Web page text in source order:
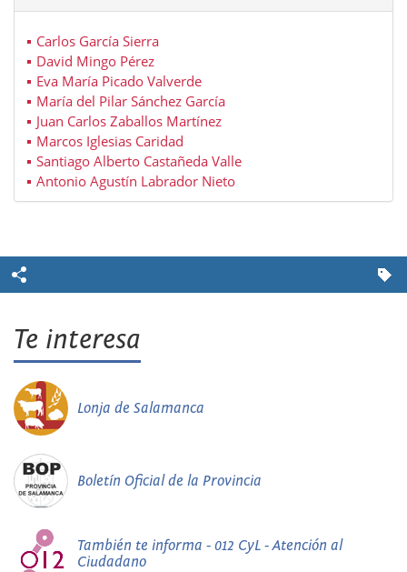
Carlos García Sierra
David Mingo Pérez
Eva María Picado Valverde
María del Pilar Sánchez García
Juan Carlos Zaballos Martínez
Marcos Iglesias Caridad
Santiago Alberto Castañeda Valle
Antonio Agustín Labrador Nieto
Te interesa
Lonja de Salamanca
Boletín Oficial de la Provincia
También te informa - 012 CyL - Atención al
Ciudadano